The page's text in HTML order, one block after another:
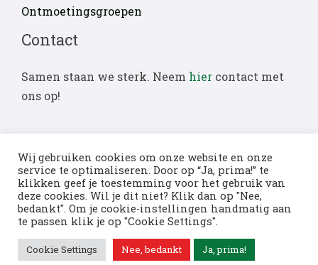
Ontmoetingsgroepen
Contact
Samen staan we sterk. Neem hier contact met
ons op!
Copyright © 2026 Stichting Alleen Op Deze
Aarde
Powered by Stichting Alleen Op Deze Aarde
Wij gebruiken cookies om onze website en onze
service te optimaliseren. Door op “Ja, prima!” te
klikken geef je toestemming voor het gebruik van
deze cookies. Wil je dit niet? Klik dan op "Nee,
bedankt". Om je cookie-instellingen handmatig aan
te passen klik je op "Cookie Settings".
Cookie Settings Nee, bedankt Ja, prima!